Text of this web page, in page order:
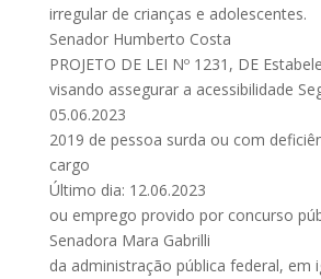
irregular de crianças e adolescentes.
Senador Humberto Costa
PROJETO DE LEI Nº 1231, DE
visando assegurar a acessibilidade
05.06.2023
2019 de pessoa surda ou com
cargo
Último dia: 12.06.2023
ou emprego provido por concurso
Senadora Mara Gabrilli
da administração pública federal, em